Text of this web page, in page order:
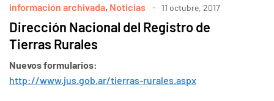
información archivada, Noticias 11 octubre, 2017
Dirección Nacional del Registro de
Tierras Rurales
Nuevos formularios:
http://www.jus.gob.ar/tierras-rurales.aspx